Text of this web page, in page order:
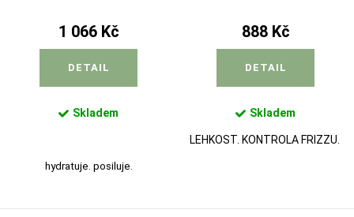
1 066 Kč
DETAIL
Skladem
hydratuje. posiluje.
888 Kč
DETAIL
Skladem
LEHKOST. KONTROLA FRIZZU.